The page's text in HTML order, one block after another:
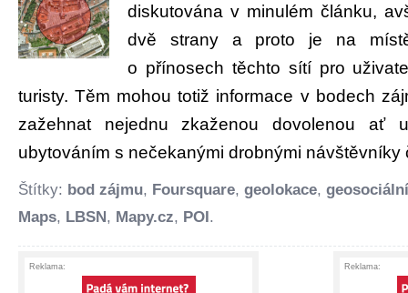
diskutována v minulém článku,
dvě strany a proto je na
o přínosech těchto sítí pro
turisty. Těm mohou totiž informace v bodech
zažehnat nejednu zkaženou dovolenou ať
ubytováním s nečekanými drobnými návštěvníky
Štítky: bod zájmu, Foursquare, geolokace,
Maps, LBSN , Mapy.cz, POI .
Reklama: Reklama: